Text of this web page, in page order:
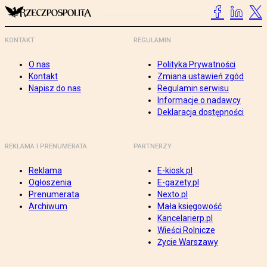
KONTAKT
O nas
Kontakt
Napisz do nas
REGULAMIN
Polityka Prywatności
Zmiana ustawień zgód
Regulamin serwisu
Informacje o nadawcy
Deklaracja dostępności
REKLAMA I PRENUMERATA
Reklama
Ogłoszenia
Prenumerata
Archiwum
PARTNERZY
E-kiosk.pl
E-gazety.pl
Nexto.pl
Mała księgowość
Kancelarierp.pl
Wieści Rolnicze
Życie Warszawy